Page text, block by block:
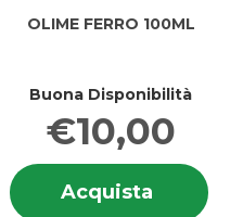
OLIME FERRO 100ML
Buona Disponibilità
€10,00
Acquista
Acquista
FERRO
su